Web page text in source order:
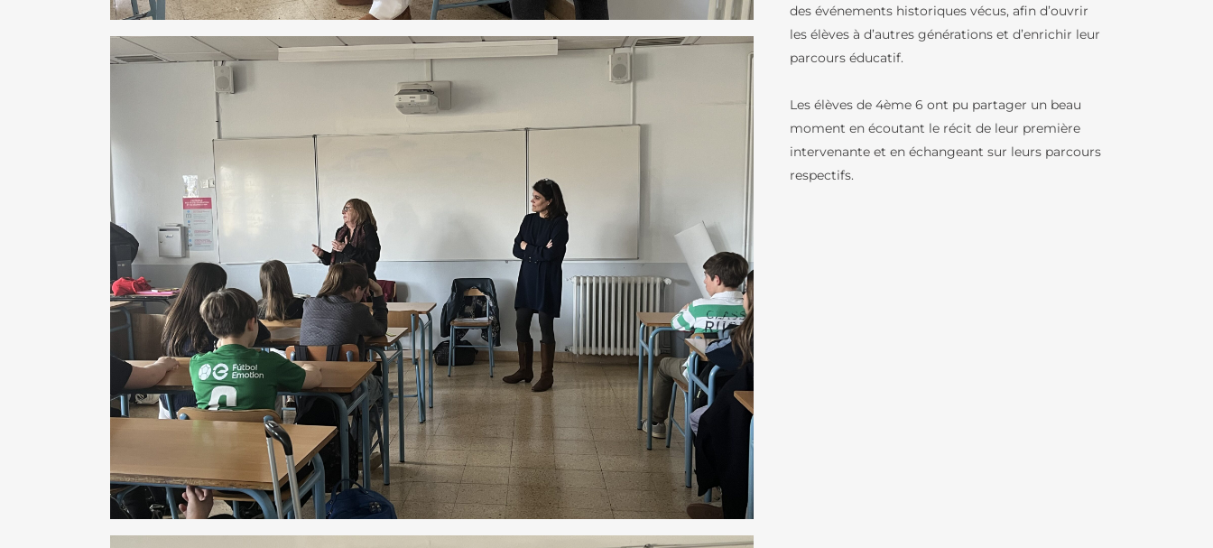
ORIENTATION AU LFB
SCHOOL PROFILE
BREVET D’INITIATION
AÉRONAUTIQUE
SERVICE DE SANTÉ
LA RESTAURATION AU LFB
CALENDRIER SCOLAIRE
TRANSPORTS SCOLAIRES
PARTENARIATS
des événements historiques vécus, afin d’ouvrir
les élèves à d’autres générations et d’enrichir leur
parcours éducatif.
Les élèves de 4ème 6 ont pu partager un beau
moment en écoutant le récit de leur première
intervenante et en échangeant sur leurs parcours
respectifs.